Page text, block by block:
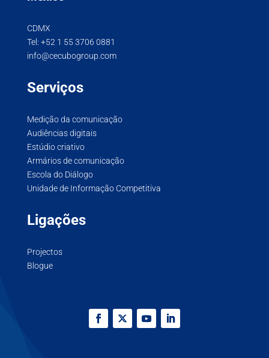
CDMX
Tel: +52 1 55 3706 0881
info@cecubogroup.com
Serviços
Medição da comunicação
Audiências digitais
Estúdio criativo
Armários de comunicação
Escola do Diálogo
Unidade de Informação Competitiva
Ligações
Projectos
Blogue